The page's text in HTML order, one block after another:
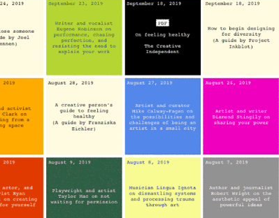
אמביוולנטי נורמל
לוי